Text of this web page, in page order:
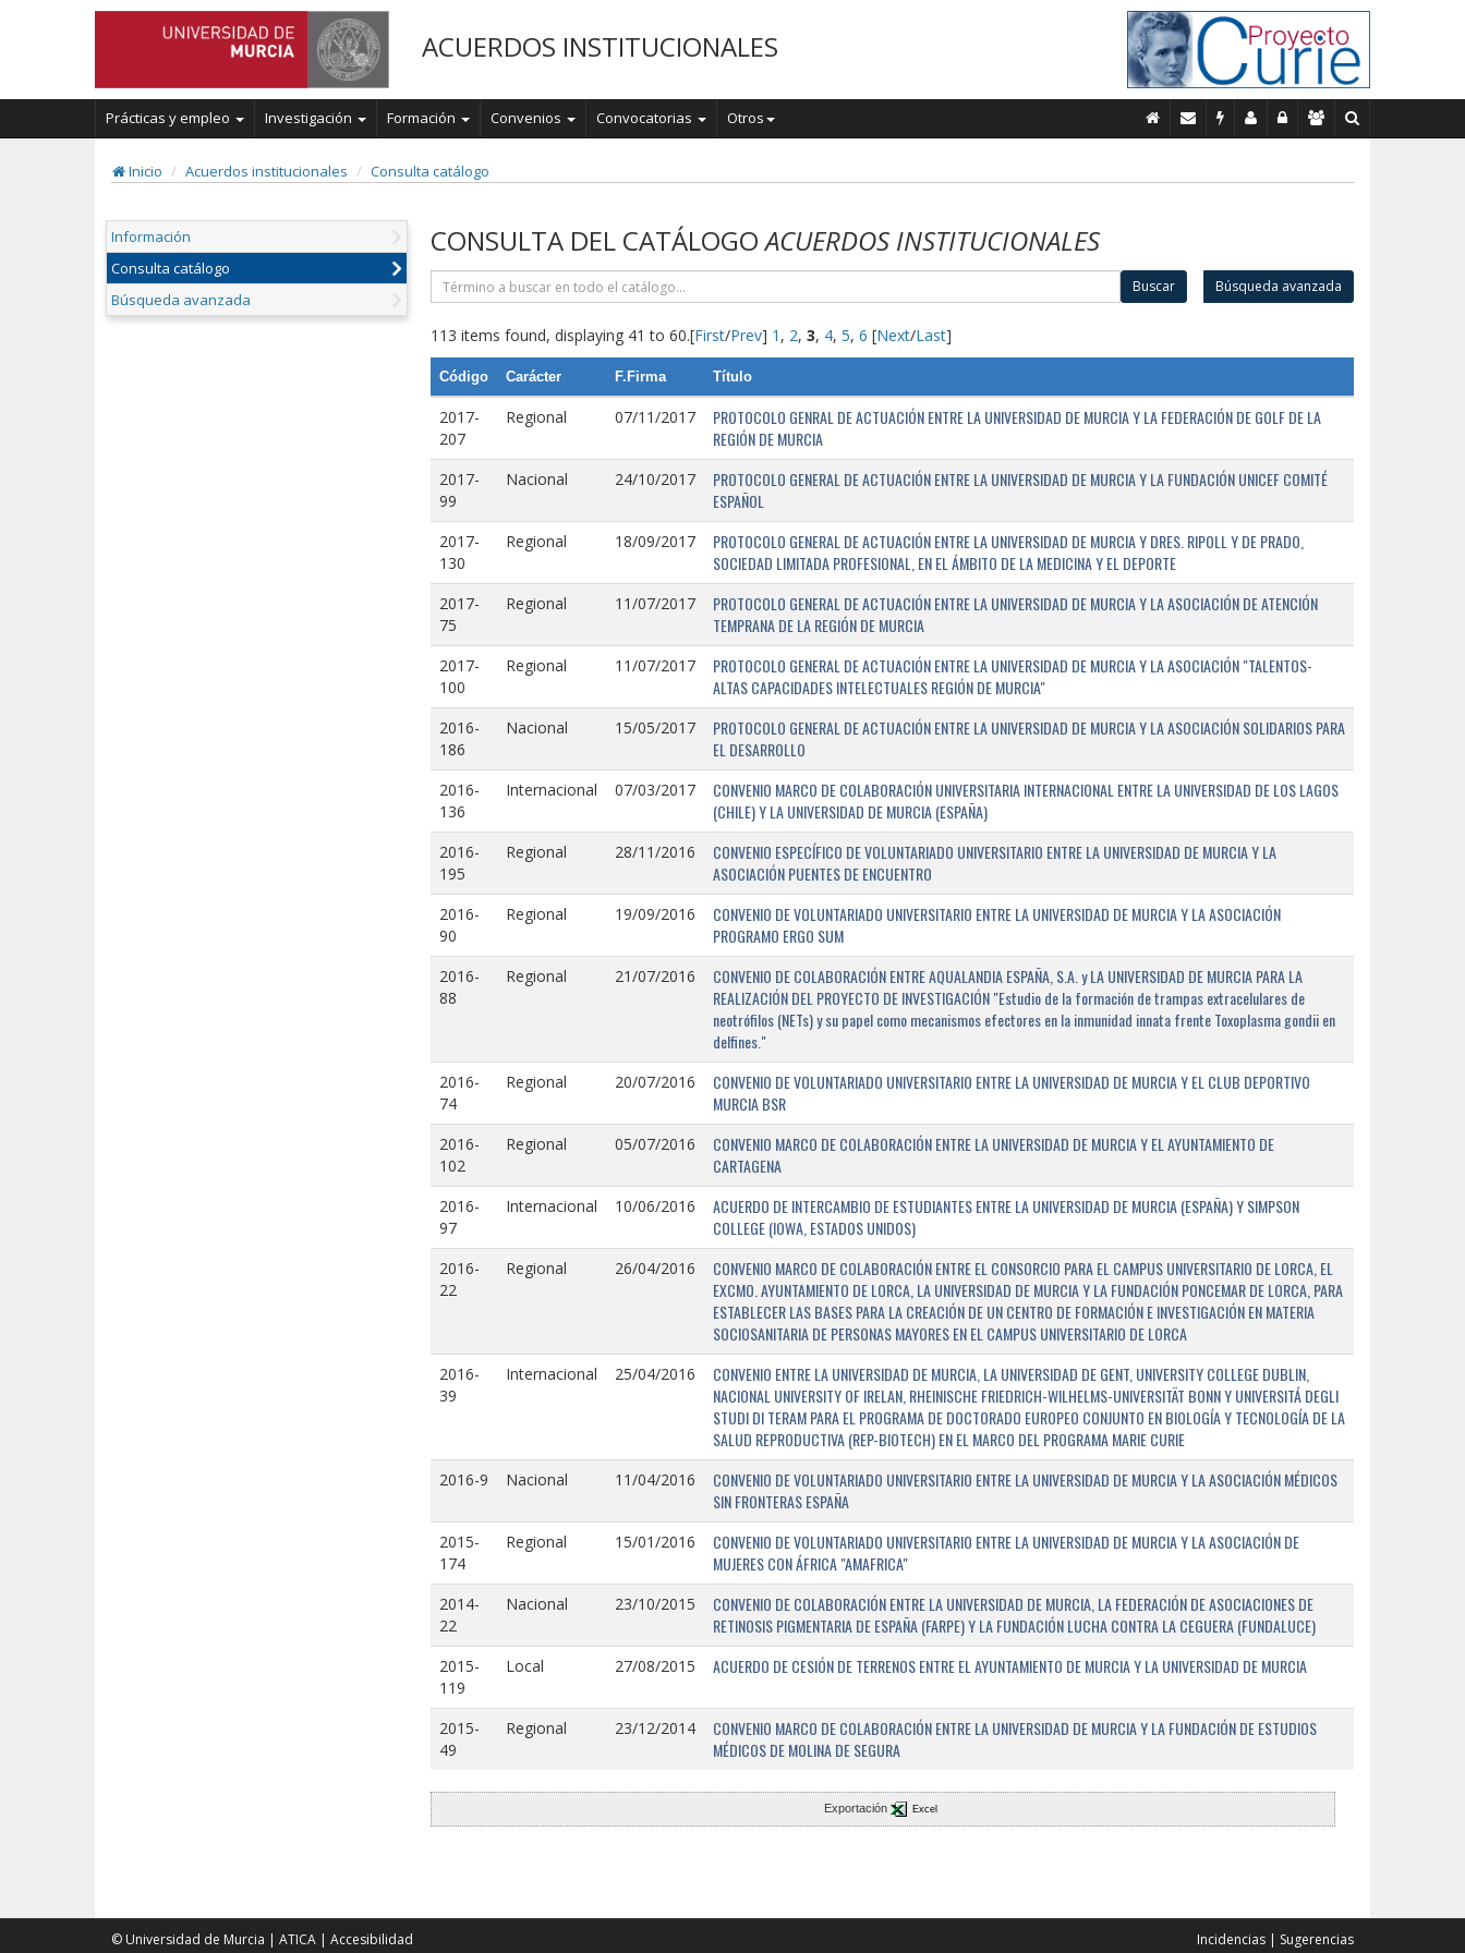
ACUERDOS INSTITUCIONALES
Prácticas y empleo Investigación Formación Convenios Convocatorias Otros
Inicio Acuerdos institucionales Consulta catálogo
Información
Consulta catálogo
Búsqueda avanzada
CONSULTA DEL CATÁLOGOACUERDOS INSTITUCIONALES
Buscar Búsqueda avanzada
113 items found, displaying 41 to 60.[First/Prev] 1 , 2, 3, 4, 5, 6 [Next/Last]
Código Carácter F.Firma Título
2017-
207
Regional 07/11/2017
PROTOCOLO GENRAL DE ACTUACIÓN ENTRE LA UNIVERSIDAD DE MURCIA Y LA FEDERACIÓN DE GOLF DE LA
REGIÓN DE MURCIA
2017-
99
Nacional 24/10/2017
PROTOCOLO GENERAL DE ACTUACIÓN ENTRE LA UNIVERSIDAD DE MURCIA Y LA FUNDACIÓN UNICEF COMITÉ
ESPAÑOL
2017-
130
Regional 18/09/2017
PROTOCOLO GENERAL DE ACTUACIÓN ENTRE LA UNIVERSIDAD DE MURCIA Y DRES. RIPOLL Y DE PRADO,
SOCIEDAD LIMITADA PROFESIONAL, EN EL ÁMBITO DE LA MEDICINA Y EL DEPORTE
2017-
75
Regional 11/07/2017
PROTOCOLO GENERAL DE ACTUACIÓN ENTRE LA UNIVERSIDAD DE MURCIA Y LA ASOCIACIÓN DE ATENCIÓN
TEMPRANA DE LA REGIÓN DE MURCIA
2017-
100
Regional 11/07/2017
PROTOCOLO GENERAL DE ACTUACIÓN ENTRE LA UNIVERSIDAD DE MURCIA Y LA ASOCIACIÓN "TALENTOS-
ALTAS CAPACIDADES INTELECTUALES REGIÓN DE MURCIA"
2016-
186
Nacional 15/05/2017
PROTOCOLO GENERAL DE ACTUACIÓN ENTRE LA UNIVERSIDAD DE MURCIA Y LA ASOCIACIÓN SOLIDARIOS PARA
EL DESARROLLO
2016-
136
Internacional 07/03/2017
CONVENIO MARCO DE COLABORACIÓN UNIVERSITARIA INTERNACIONAL ENTRE LA UNIVERSIDAD DE LOS LAGOS
(CHILE) Y LA UNIVERSIDAD DE MURCIA (ESPAÑA)
2016-
195
Regional 28/11/2016
CONVENIO ESPECÍFICO DE VOLUNTARIADO UNIVERSITARIO ENTRE LA UNIVERSIDAD DE MURCIA Y LA
ASOCIACIÓN PUENTES DE ENCUENTRO
2016-
90
Regional 19/09/2016
CONVENIO DE VOLUNTARIADO UNIVERSITARIO ENTRE LA UNIVERSIDAD DE MURCIA Y LA ASOCIACIÓN
PROGRAMO ERGO SUM
2016-
88
Regional 21/07/2016
CONVENIO DE COLABORACIÓN ENTRE AQUALANDIA ESPAÑA, S.A. y LA UNIVERSIDAD DE MURCIA PARA LA
REALIZACIÓN DEL PROYECTO DE INVESTIGACIÓN "Estudio de la formación de trampas extracelulares de
neotrófilos (NETs) y su papel como mecanismos efectores en la inmunidad innata frente Toxoplasma gondii en
delfines."
2016-
74
Regional 20/07/2016
CONVENIO DE VOLUNTARIADO UNIVERSITARIO ENTRE LA UNIVERSIDAD DE MURCIA Y EL CLUB DEPORTIVO
MURCIA BSR
2016-
102
Regional 05/07/2016
CONVENIO MARCO DE COLABORACIÓN ENTRE LA UNIVERSIDAD DE MURCIA Y EL AYUNTAMIENTO DE
CARTAGENA
2016-
97
Internacional 10/06/2016
ACUERDO DE INTERCAMBIO DE ESTUDIANTES ENTRE LA UNIVERSIDAD DE MURCIA (ESPAÑA) Y SIMPSON
COLLEGE (IOWA, ESTADOS UNIDOS)
2016-
22
Regional 26/04/2016
CONVENIO MARCO DE COLABORACIÓN ENTRE EL CONSORCIO PARA EL CAMPUS UNIVERSITARIO DE LORCA, EL
EXCMO. AYUNTAMIENTO DE LORCA, LA UNIVERSIDAD DE MURCIA Y LA FUNDACIÓN PONCEMAR DE LORCA, PARA
ESTABLECER LAS BASES PARA LA CREACIÓN DE UN CENTRO DE FORMACIÓN E INVESTIGACIÓN EN MATERIA
SOCIOSANITARIA DE PERSONAS MAYORES EN EL CAMPUS UNIVERSITARIO DE LORCA
2016-
39
Internacional 25/04/2016
CONVENIO ENTRE LA UNIVERSIDAD DE MURCIA, LA UNIVERSIDAD DE GENT, UNIVERSITY COLLEGE DUBLIN,
NACIONAL UNIVERSITY OF IRELAN, RHEINISCHE FRIEDRICH-WILHELMS-UNIVERSITÄT BONN Y UNIVERSITÁ DEGLI
STUDI DI TERAM PARA EL PROGRAMA DE DOCTORADO EUROPEO CONJUNTO EN BIOLOGÍA Y TECNOLOGÍA DE LA
SALUD REPRODUCTIVA (REP-BIOTECH) EN EL MARCO DEL PROGRAMA MARIE CURIE
2016-9 Nacional 11/04/2016
CONVENIO DE VOLUNTARIADO UNIVERSITARIO ENTRE LA UNIVERSIDAD DE MURCIA Y LA ASOCIACIÓN MÉDICOS
SIN FRONTERAS ESPAÑA
2015-
174
Regional 15/01/2016
CONVENIO DE VOLUNTARIADO UNIVERSITARIO ENTRE LA UNIVERSIDAD DE MURCIA Y LA ASOCIACIÓN DE
MUJERES CON ÁFRICA "AMAFRICA"
2014-
22
Nacional 23/10/2015
CONVENIO DE COLABORACIÓN ENTRE LA UNIVERSIDAD DE MURCIA, LA FEDERACIÓN DE ASOCIACIONES DE
RETINOSIS PIGMENTARIA DE ESPAÑA (FARPE) Y LA FUNDACIÓN LUCHA CONTRA LA CEGUERA (FUNDALUCE)
2015-
119
Local 27/08/2015 ACUERDO DE CESIÓN DE TERRENOS ENTRE EL AYUNTAMIENTO DE MURCIA Y LA UNIVERSIDAD DE MURCIA
2015-
49
Regional 23/12/2014
CONVENIO MARCO DE COLABORACIÓN ENTRE LA UNIVERSIDAD DE MURCIA Y LA FUNDACIÓN DE ESTUDIOS
MÉDICOS DE MOLINA DE SEGURA
Exportación Excel
© Universidad de Murcia ATICA Accesibilidad Incidencias Sugerencias